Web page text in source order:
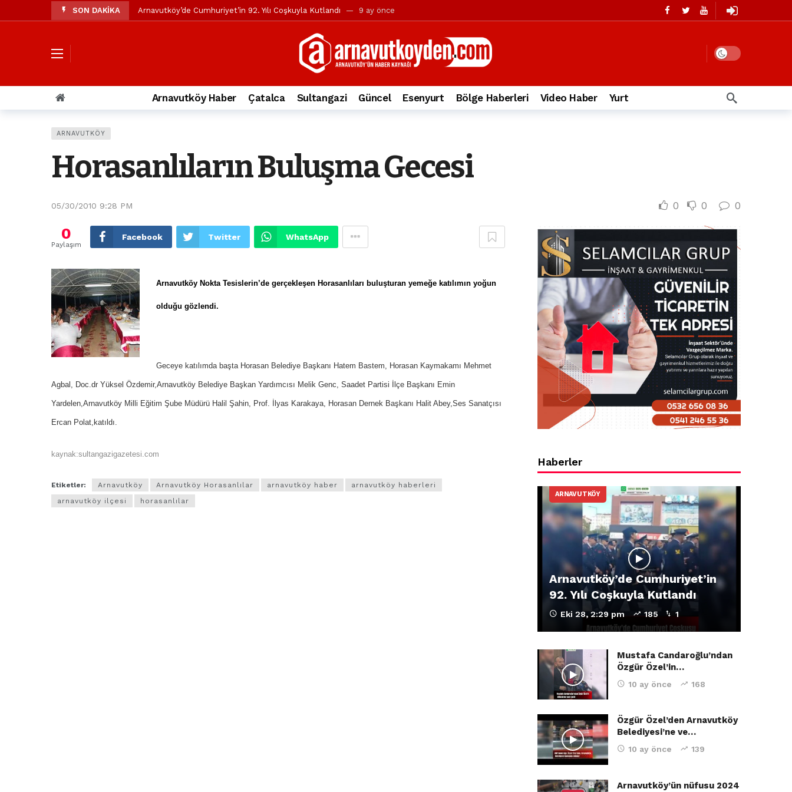
SON DAKİKA Arnavutköy’de Cumhuriyet’in 92. Yılı Coşkuyla Kutlandı 9 ay önce
Özgür Özel’den Arnavutköy Belediyesi’ne ve Mustafa Candaroğlu’na yönelik suçlamalar 10 ay önce
Arnavutköy’ün nüfusu 2024 yılında 344.868’e ulaştı 2 yıl önce
Arnavutköy Taşoluk’ta seyir halindeki otomobil alev alev yandı. 2 yıl önce
Arnavutköy İmrahor Mahallesi sakinleri protesto gösterisi düzenledi 2 yıl önce
İstanbul Havalimanı yolundaki kazada, taksideki yolcu öldü 3 yıl önce
Arnavutkoy Belediyesi’ne su baskını tepkisi 3 yıl önce
Arnavutköy Haber Çatalca Sultangazi Güncel Esenyurt Bölge Haberleri Video Haber Yurt
ARNAVUTKÖY
Horasanlıların Buluşma Gecesi
05/30/2010 9:28 PM 0 0 0
0
Paylaşım
Facebook Twitter WhatsApp
Arnavutköy Nokta Tesislerin’de gerçekleşen Horasanlıları buluşturan yemeğe katılımın yoğun
olduğu gözlendi.
Geceye katılımda başta Horasan Belediye Başkanı Hatem Bastem, Horasan Kaymakamı Mehmet
Agbal, Doc.dr Yüksel Özdemir,Arnavutköy Belediye Başkan Yardımcısı Melik Genc, Saadet Partisi İlçe Başkanı Emin
Yardelen,Arnavutköy Milli Eğitim Şube Müdürü Halil Şahin, Prof. İlyas Karakaya, Horasan Dernek Başkanı Halit Abey,Ses Sanatçısı
Ercan Polat,katıldı.
kaynak:sultangazigazetesi.com
Etiketler: Arnavutköy Arnavutköy Horasanlılar arnavutköy haber
arnavutköy haberleri
arnavutköy ilçesi
horasanlılar
Haberler
ARNAVUTKÖY
Arnavutköy’de Cumhuriyet’in
92. Yılı Coşkuyla Kutlandı
Eki 28, 2:29 pm 185 1
Mustafa Candaroğlu’ndan
Özgür Özel’in…
10 ay önce 168
Özgür Özel’den Arnavutköy
Belediyesi’ne ve…
10 ay önce 139
Arnavutköy’ün nüfusu 2024